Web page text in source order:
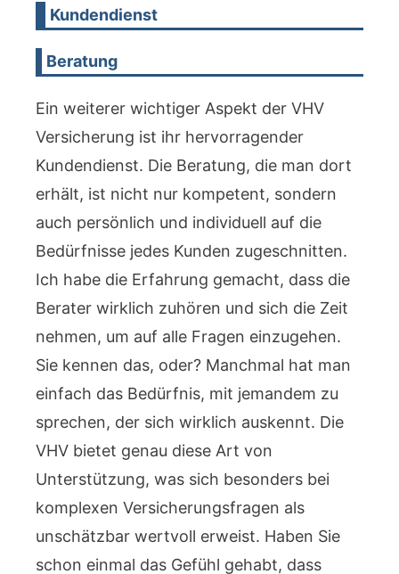
Kundendienst
Beratung
Ein weiterer wichtiger Aspekt der VHV
Versicherung ist ihr hervorragender
Kundendienst. Die Beratung, die man dort
erhält, ist nicht nur kompetent, sondern
auch persönlich und individuell auf die
Bedürfnisse jedes Kunden zugeschnitten.
Ich habe die Erfahrung gemacht, dass die
Berater wirklich zuhören und sich die Zeit
nehmen, um auf alle Fragen einzugehen.
Sie kennen das, oder? Manchmal hat man
einfach das Bedürfnis, mit jemandem zu
sprechen, der sich wirklich auskennt. Die
VHV bietet genau diese Art von
Unterstützung, was sich besonders bei
komplexen Versicherungsfragen als
unschätzbar wertvoll erweist. Haben Sie
schon einmal das Gefühl gehabt, dass